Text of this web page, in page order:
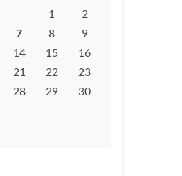
1
2
7 8
9
14 15
16
21 22
23
28 29
30